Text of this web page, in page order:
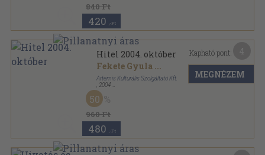
840 Ft
420 ,-Ft
Hitel 2004. október
Fekete Gyula ...
Artemis Kulturális Szolgáltató Kft.
2004
Ragasztott papírkötés
Hitel sorozat
960 Ft
50
480 ,-Ft
Kapható pont:
MEGNÉZEM